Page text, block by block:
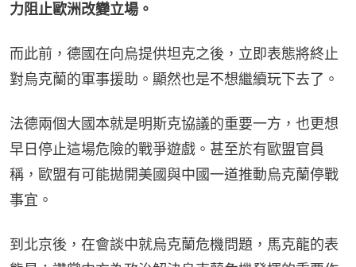
力阻止歐洲改變立場。
而此前，德國在向烏提供坦克之後，立即表態將終止
對烏克蘭的軍事援助。顯然也是不想繼續玩下去了。
法德兩個大國本就是明斯克協議的重要一方，也更想
早日停止這場危險的戰爭遊戲。甚至於有歐盟官員
稱，歐盟有可能拋開美國與中國一道推動烏克蘭停戰
事宜。
到北京後，在會談中就烏克蘭危機問題，馬克龍的表